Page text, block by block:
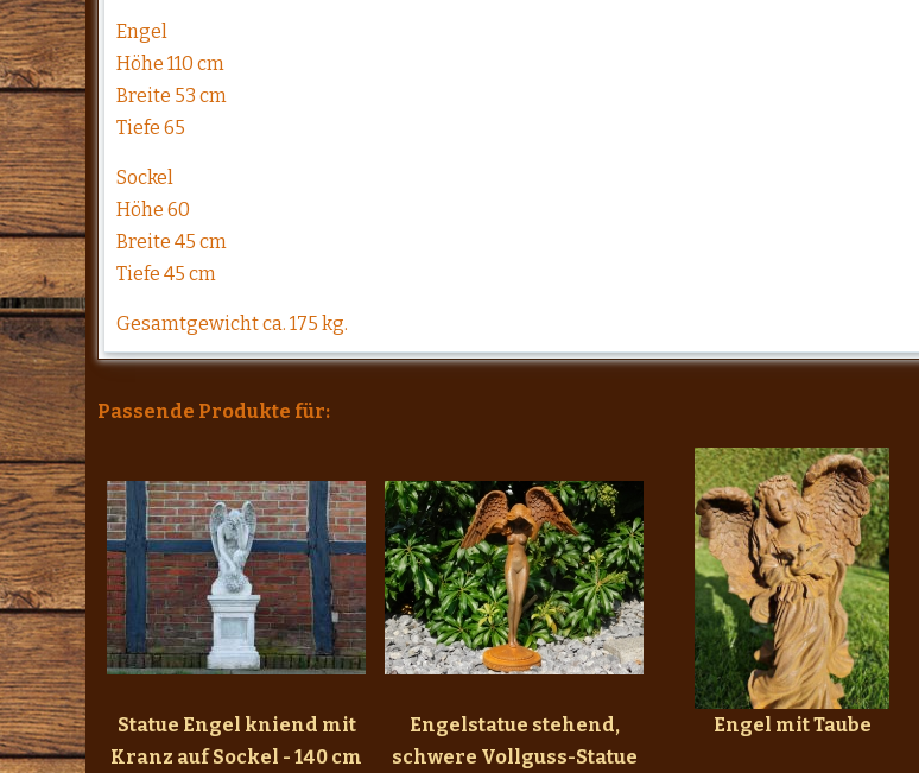
Engel
Höhe 110 cm
Breite 53 cm
Tiefe 65
Sockel
Höhe 60
Breite 45 cm
Tiefe 45 cm
Gesamtgewicht ca. 175 kg.
Passende Produkte für:
Statue Engel kniend mit
Kranz auf Sockel - 140 cm
Engelstatue stehend,
schwere Vollguss-Statue
Engel mit Taube